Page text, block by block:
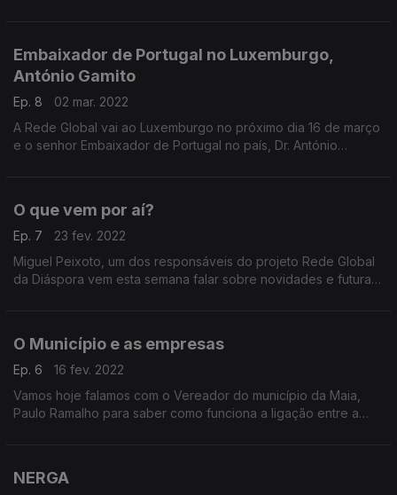
Embaixador de Portugal no Luxemburgo,
António Gamito
Ep. 8
02 mar. 2022
A Rede Global vai ao Luxemburgo no próximo dia 16 de março
e o senhor Embaixador de Portugal no país, Dr. António
O que vem por aí?
Ep. 7
23 fev. 2022
Miguel Peixoto, um dos responsáveis do projeto Rede Global
da Diáspora vem esta semana falar sobre novidades e futuras
O Município e as empresas
Ep. 6
16 fev. 2022
Vamos hoje falamos com o Vereador do município da Maia,
Paulo Ramalho para saber como funciona a ligação entre a
NERGA